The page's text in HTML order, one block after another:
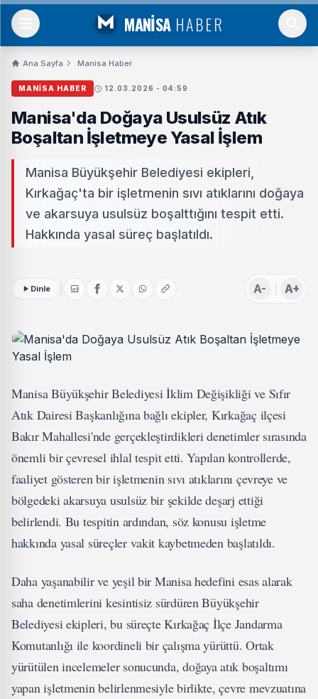
MANİSA HABER
Ana Sayfa Manisa Haber
MANISA HABER 12.03.2026 - 04:59
Manisa'da Doğaya Usulsüz Atık
Boşaltan İşletmeye Yasal İşlem
Manisa Büyükşehir Belediyesi ekipleri,
Kırkağaç'ta bir işletmenin sıvı atıklarını doğaya
ve akarsuya usulsüz boşalttığını tespit etti.
Hakkında yasal süreç başlatıldı.
Dinle A- A+
Manisa Büyükşehir Belediyesi İklim Değişikliği ve Sıfır
Atık Dairesi Başkanlığına bağlı ekipler, Kırkağaç ilçesi
Bakır Mahallesi'nde gerçekleştirdikleri denetimler sırasında
önemli bir çevresel ihlal tespit etti. Yapılan kontrollerde,
faaliyet gösteren bir işletmenin sıvı atıklarını çevreye ve
bölgedeki akarsuya usulsüz bir şekilde deşarj ettiği
belirlendi. Bu tespitin ardından, söz konusu işletme
hakkında yasal süreçler vakit kaybetmeden başlatıldı.
Daha yaşanabilir ve yeşil bir Manisa hedefini esas alarak
saha denetimlerini kesintisiz sürdüren Büyükşehir
Belediyesi ekipleri, bu süreçte Kırkağaç İlçe Jandarma
Komutanlığı ile koordineli bir çalışma yürüttü. Ortak
yürütülen incelemeler sonucunda, doğaya atık boşaltımı
yapan işletmenin belirlenmesiyle birlikte, çevre mevzuatına